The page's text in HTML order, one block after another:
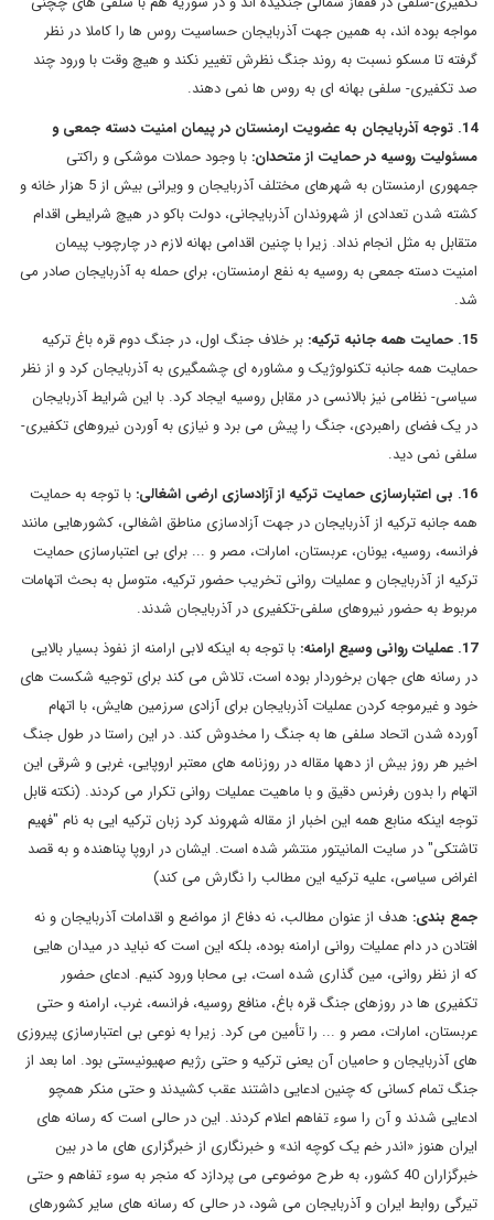
مواجه بوده اند، به همین جهت آذربایجان حساسیت روس ها را کاملا در نظر
گرفته تا مسکو نسبت به روند جنگ نظرش تغییر نکند و هیچ وقت با ورود چند
صد تکفیری- سلفی بهانه ای به روس ها نمی دهند.
14. توجه آذربایجان به عضویت ارمنستان در پیمان امنیت دسته جمعی و
مسئولیت روسیه در حمایت از متحدان: با وجود حملات موشکی و راکتی
جمهوری ارمنستان به شهرهای مختلف آذربایجان و ویرانی بیش از 5 هزار خانه و
کشته شدن تعدادی از شهروندان آذربایجانی، دولت باکو در هیچ شرایطی اقدام
متقابل به مثل انجام نداد. زیرا با چنین اقدامی بهانه لازم در چارچوب پیمان
امنیت دسته جمعی به روسیه به نفع ارمنستان، برای حمله به آذربایجان صادر می
شد.
15. حمایت همه جانبه ترکیه:
بر خلاف جنگ اول، در جنگ دوم قره باغ ترکیه
حمایت همه جانبه تکنولوژیک و مشاوره ای چشمگیری به آذربایجان کرد و از نظر
سیاسی- نظامی نیز بالانسی در مقابل روسیه ایجاد کرد. با این شرایط آذربایجان
در یک فضای راهبردی، جنگ را پیش می برد و نیازی به آوردن نیروهای تکفیری-
سلفی نمی دید.
16. بی اعتبارسازی حمایت ترکیه از آزادسازی ارضی اشغالی:
با توجه به حمایت
همه جانبه ترکیه از آذربایجان در جهت آزادسازی مناطق اشغالی، کشورهایی مانند
فرانسه، روسیه، یونان، عربستان، امارات، مصر و ... برای بی اعتبارسازی حمایت
ترکیه از آذربایجان و عملیات روانی تخریب حضور ترکیه، متوسل به بحث اتهامات
مربوط به حضور نیروهای سلفی-تکفیری در آذربایجان شدند.
17. عملیات روانی وسیع ارامنه:
با توجه به اینکه لابی ارامنه از نفوذ بسیار بالایی
در رسانه های جهان برخوردار بوده است، تلاش می کند برای توجیه شکست های
خود و غیرموجه کردن عملیات آذربایجان برای آزادی سرزمین هایش، با اتهام
آورده شدن اتحاد سلفی ها به جنگ را مخدوش کند. در این راستا در طول جنگ
اخیر هر روز بیش از دهها مقاله در روزنامه های معتبر اروپایی، غربی و شرقی این
اتهام را بدون رفرنس دقیق و با ماهیت عملیات روانی تکرار می کردند. (نکته قابل
توجه اینکه منابع همه این اخبار از مقاله شهروند کرد زبان ترکیه ایی به نام "فهیم
تاشتکی" در سایت المانیتور منتشر شده است. ایشان در اروپا پناهنده و به قصد
اغراض سیاسی، علیه ترکیه این مطالب را نگارش می کند)
جمع بندی: هدف از عنوان مطالب، نه دفاع از مواضع و اقدامات آذربایجان و نه
افتادن در دام عملیات روانی ارامنه بوده، بلکه این است که نباید در میدان هایی
که از نظر روانی، مین گذاری شده است، بی محابا ورود کنیم. ادعای حضور
تکفیری ها در روزهای جنگ قره باغ، منافع روسیه، فرانسه، غرب، ارامنه و حتی
عربستان، امارات، مصر و ... را تأمین می کرد. زیرا به نوعی بی اعتبارسازی پیروزی
های آذربایجان و حامیان آن یعنی ترکیه و حتی رژیم صهیونیستی بود. اما بعد از
جنگ تمام کسانی که چنین ادعایی داشتند عقب کشیدند و حتی منکر همچو
ادعایی شدند و آن را سوء تفاهم اعلام کردند. این در حالی است که رسانه های
ایران هنوز «اندر خم یک کوچه اند» و خبرنگاری از خبرگزاری های ما در بین
خبرگزاران 40 کشور، به طرح موضوعی می پردازد که منجر به سوء تفاهم و حتی
تیرگی روابط ایران و آذربایجان می شود، در حالی که رسانه های سایر کشورهای